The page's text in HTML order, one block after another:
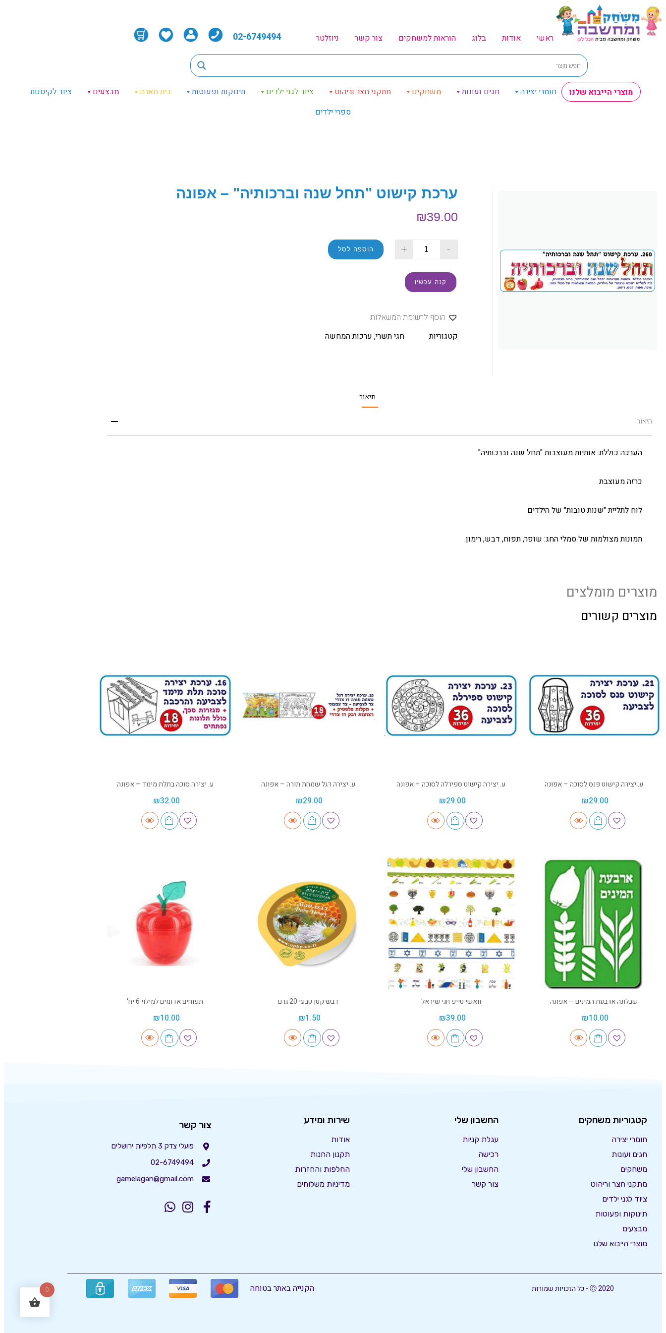
ראשי אודות בלוג הוראות למשחקים צור קשר ניוזלטר 02-6749494
מוצרי הייבוא שלנו חומרי יצירה חגים ועונות משחקים מתקני חצר וריהוט ציוד לגני ילדים תינוקות ופעוטות בית מארח מבצעים
ציוד לקיטנות
ספרי ילדים
ערכת קישוט "תחל שנה וברכותיה" – אפונה
₪39.00
-
+ הוספה לסל
קנה עכשיו
הוסף לרשימת המשאלות
קטגוריות
חגי תשרי, ערכות המחשה
תיאור
תיאור
הערכה כוללת: אותיות מעוצבות "תחל שנה וברכותיה"
כרזה מעוצבת
לוח לתליית "שנות טובות" של הילדים
תמונות מצולמות של סמלי החג: שופר, תפוח, דבש, רימון.
מוצרים מומלצים
מוצרים קשורים
ע. יצירה קישוט פנס לסוכה – אפונה
₪29.00
ע. יצירה קישוט ספירלה לסוכה – אפונה
₪29.00
ע. יצירה דגל שמחת תורה – אפונה
₪29.00
ע. יצירה סוכה בתלת מימד – אפונה
₪32.00
שבלונה ארבעת המינים – אפונה
₪10.00
וואשי טייפ חגי שיראל
₪39.00
דבש קטן טבעי 20 גרם
₪1.50
תפוחים אדומים למילוי 6 יח'
₪10.00
קטגוריות משחקים
חומרי יצירה
חגים ועונות
משחקים
מתקני חצר וריהוט
ציוד לגני ילדים
תינוקות ופעוטות
מבצעים
מוצרי הייבוא שלנו
החשבון שלי
עגלת קניות
רכישה
החשבון שלי
צור קשר
שירות ומידע
אודות
תקנון החנות
החלפות והחזרות
מדיניות משלוחים
צור קשר
פועלי צדק 3 תלפיות ירושלים
02-6749494
gamelagan@gmail.com
Ⓒ 2020 - כל הזכויות שמורות הקנייה באתר בטוחה 0